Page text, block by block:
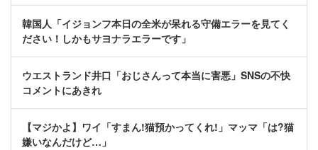
韓国人「イジョンフ本日の全米が呆れる守備エラーを見てく
ださい！しかもサヨナラエラーです」
ウエストランド井口「おじさんって本当に害悪」SNSの不快
コメントにあきれ
【マジかよ】ワイ「すまん!猫預かってくれ!」マッマ「は?猫
嫌いなんだけど…」